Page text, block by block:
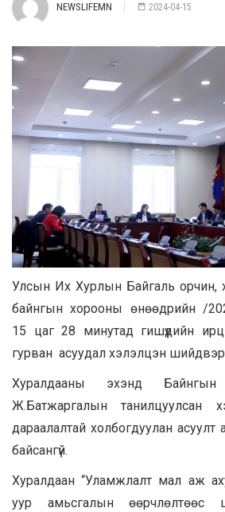
NEWSLIFEMN 2024-04-15
Улсын Их Хурлын Байгаль орчин,
байнгын хорооны өнөөдрийн /
15 цаг 28 минутад гишүүдийн
гурван асуудал хэлэлцэн
Хуралдааны эхэнд
Ж.Батжаргалын танилцуулсан
дараалалтай холбогдуулан асуулт
байсангүй.
Хуралдаан “Уламжлалт мал аж
уур амьсгалын өөрчлөлтөөс